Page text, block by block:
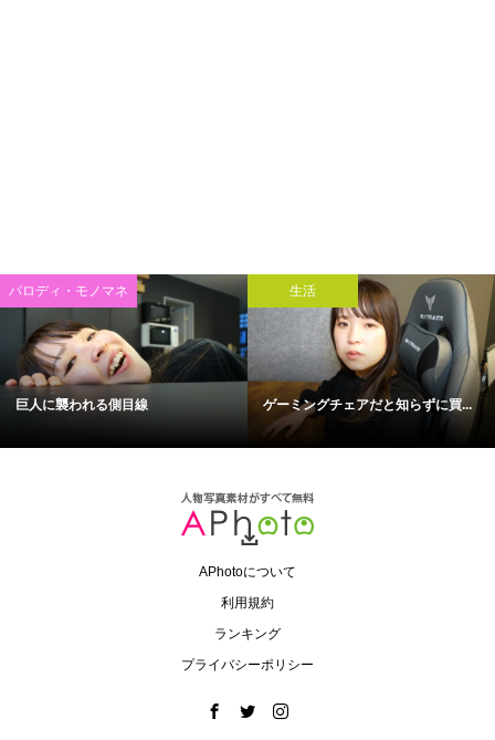
パロディ・モノマネ
巨人に襲われる側目線
生活
ゲーミングチェアだと知らずに買...
APhotoについて
利用規約
ランキング
プライバシーポリシー